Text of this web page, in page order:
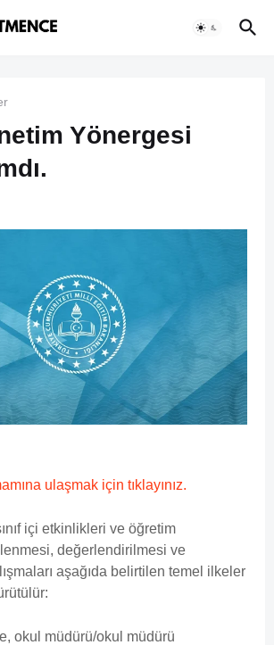
Yönergesi
ulaşmak için tıklayınız.
içi etkinlikleri ve öğretim
değerlendirilmesi ve
aşağıda belirtilen temel ilkeler
okul müdürü/okul müdürü